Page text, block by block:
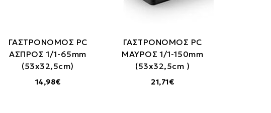
ΓΑΣΤΡΟΝΟΜΟΣ PC
ΑΣΠΡΟΣ 1/1-65mm
(53x32,5cm)
14,98€
ΓΑΣΤΡΟΝΟΜΟΣ PC
ΜΑΥΡΟΣ 1/1-150mm
(53x32,5cm )
21,71€